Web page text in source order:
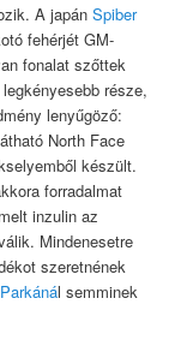
A japánSpiber
fehérjét GM-
fonalat szőttek
része,
lenyűgöző:
North Face
készült.
forradalmat
inzulin az
Mindenesetre
szeretnének
l semminek